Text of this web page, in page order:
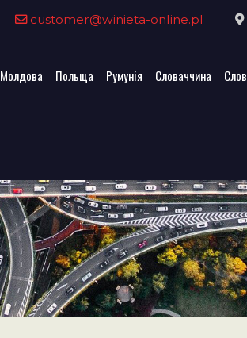
customer@winieta-online.pl
Молдова Польща Румунія Словаччина